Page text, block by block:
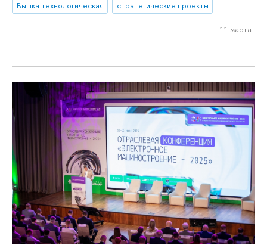
Вышка технологическая
стратегические проекты
11 марта